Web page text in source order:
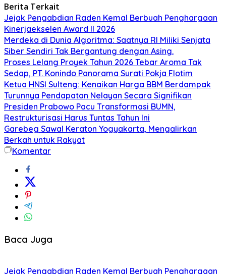
Berita Terkait
Jejak Pengabdian Raden Kemal Berbuah Penghargaan
Kinerjaekselen Award II 2026
Merdeka di Dunia Algoritma: Saatnya RI Miliki Senjata
Siber Sendiri Tak Bergantung dengan Asing.
Proses Lelang Proyek Tahun 2026 Tebar Aroma Tak
Sedap, PT. Konindo Panorama Surati Pokja Flotim
Ketua HNSI Sulteng: Kenaikan Harga BBM Berdampak
Turunnya Pendapatan Nelayan Secara Signifikan
Presiden Prabowo Pacu Transformasi BUMN,
Restrukturisasi Harus Tuntas Tahun Ini
Garebeg Sawal Keraton Yogyakarta, Mengalirkan
Berkah untuk Rakyat
Komentar
Baca Juga
Jejak Pengabdian Raden Kemal Berbuah Penghargaan